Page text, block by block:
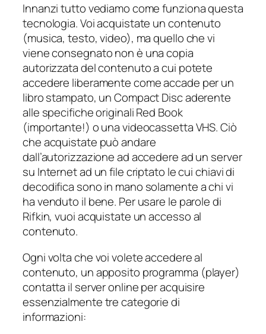
Innanzi tutto vediamo come funziona questa
tecnologia. Voi acquistate un contenuto
(musica, testo, video), ma quello che vi
viene consegnato non è una copia
autorizzata del contenuto a cui potete
accedere liberamente come accade per un
libro stampato, un Compact Disc aderente
alle specifiche originaliRed Book
(importante!) o una videocassetta VHS. Ciò
che acquistate può andare
dall’autorizzazione ad accedere ad un server
su Internet ad un file criptato le cui chiavi di
decodifica sono in mano solamente a chi vi
ha venduto il bene. Per usare le parole di
Rifkin, vuoi acquistate unaccessoal
contenuto.
Ogni volta che voi volete accedere al
contenuto, un apposito programma (player)
contatta il server online per acquisire
essenzialmente tre categorie di
informazioni: